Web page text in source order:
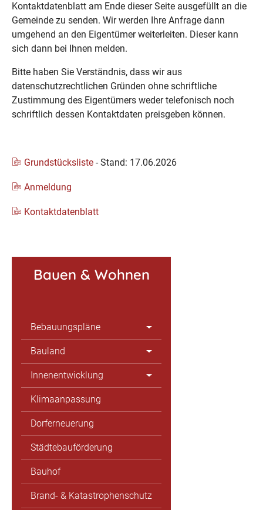
Kontaktdatenblatt am Ende dieser Seite ausgefüllt an die
Gemeinde zu senden. Wir werden Ihre Anfrage dann
umgehend an den Eigentümer weiterleiten. Dieser kann
sich dann bei Ihnen melden.
Bitte haben Sie Verständnis, dass wir aus
datenschutzrechtlichen Gründen ohne schriftliche
Zustimmung des Eigentümers weder telefonisch noch
schriftlich dessen Kontaktdaten preisgeben können.
Grundstücksliste- Stand: 17.06.2026
Anmeldung
Kontaktdatenblatt
Bauen & Wohnen
Bebauungspläne
Bauland
Innenentwicklung
Klimaanpassung
Dorferneuerung
Städtebauförderung
Bauhof
Brand- & Katastrophenschutz